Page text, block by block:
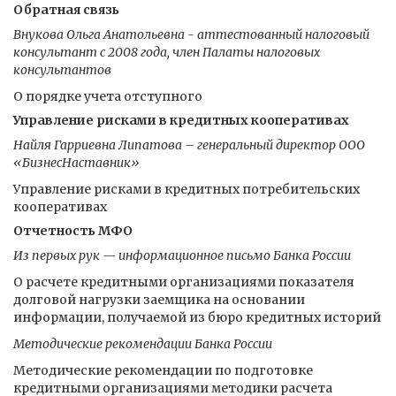
Обратная связь
Внукова Ольга Анатольевна - аттестованный налоговый
консультант с 2008 года, член Палаты налоговых
консультантов
О порядке учета отступного
Управление рисками в кредитных кооперативах
Найля Гарриевна Липатова – генеральный директор ООО
«БизнесНаставник»
Управление рисками в кредитных потребительских
кооперативах
Отчетность МФО
Из первых рук — информационное письмо Банка России
О расчете кредитными организациями показателя
долговой нагрузки заемщика на основании
информации, получаемой из бюро кредитных историй
Методические рекомендации Банка России
Методические рекомендации по подготовке
кредитными организациями методики расчета